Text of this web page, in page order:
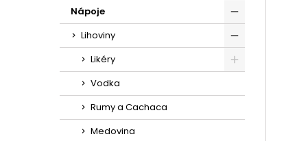
Nápoje
Lihoviny
Likéry
Vodka
Rumy a Cachaca
Medovina